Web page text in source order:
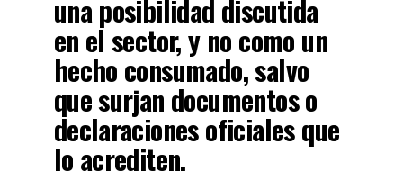
una posibilidad discutida
en el sector, y no como un
hecho consumado, salvo
que surjan documentos o
declaraciones oficiales que
lo acrediten.